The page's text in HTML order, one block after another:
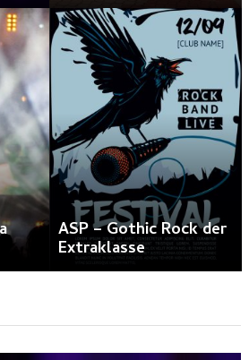
ASP – Gothic Rock der
Extraklasse